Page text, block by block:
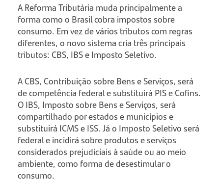
A Reforma Tributária muda principalmente a
forma como o Brasil cobra impostos sobre
consumo. Em vez de vários tributos com regras
diferentes, o novo sistema cria três principais
tributos: CBS, IBS e Imposto Seletivo.
A CBS, Contribuição sobre Bens e Serviços, será
de competência federal e substituirá PIS e Cofins.
O IBS, Imposto sobre Bens e Serviços, será
compartilhado por estados e municípios e
substituirá ICMS e ISS. Já o Imposto Seletivo será
federal e incidirá sobre produtos e serviços
considerados prejudiciais à saúde ou ao meio
ambiente, como forma de desestimular o
consumo.